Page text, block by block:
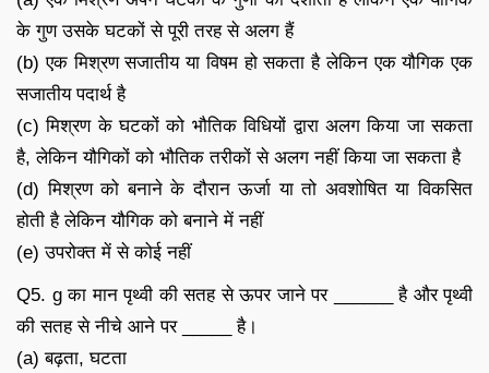
के गुण उसके घटकों से पूरी तरह से अलग हैं
(b) एक मिश्रण सजातीय या विषम हो सकता है लेकिन एक यौगिक एक
सजातीय पदार्थ है
(c) मिश्रण के घटकों को भौतिक विधियों द्वारा अलग किया जा सकता
है, लेकिन यौगिकों को भौतिक तरीकों से अलग नहीं किया जा सकता है
(d) मिश्रण को बनाने के दौरान ऊर्जा या तो अवशोषित या विकसित
होती है लेकिन यौगिक को बनाने में नहीं
(e) उपरोक्त में से कोई नहीं
Q5. g का मान पृथ्वी की सतह से ऊपर जाने पर ______ है और पृथ्वी
की सतह से नीचे आने पर _____ है।
(a) बढ़ता, घटता